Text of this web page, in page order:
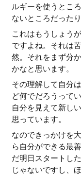
ルギーを使うとこ
ないところだった
これはもうしょう
ですよね。それは
然。それをまず分
かなと思います。
その理解して自分
ど何でだろうって
自分を見えて新し
思っています。
なのできっかけを
ら自分ができる最
だ明日スタートし
じゃないですし、